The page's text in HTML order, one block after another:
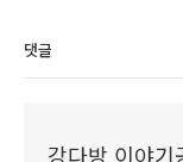
댓글
강다방 이야기